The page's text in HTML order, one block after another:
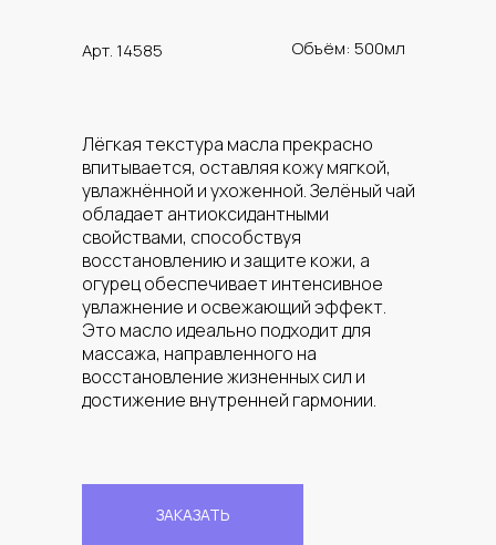
Арт. 14585
Лёгкая текстура масла прекрасно
впитывается, оставляя кожу мягкой,
увлажнённой и ухоженной. Зелёный чай
обладает антиоксидантными
свойствами, способствуя
восстановлению и защите кожи, а
огурец обеспечивает интенсивное
увлажнение и освежающий эффект.
Это масло идеально подходит для
массажа, направленного на
восстановление жизненных сил и
достижение внутренней гармонии.
Объём: 500мл
ЗАКАЗАТЬ